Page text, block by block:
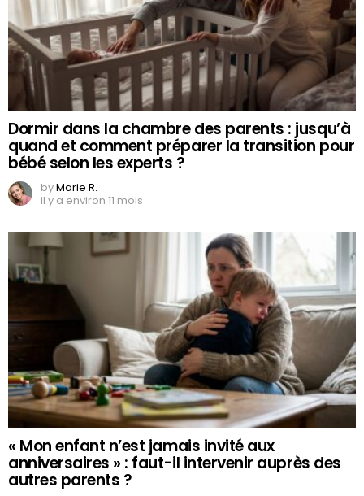
Dormir dans la chambre des parents : jusqu’à
quand et comment préparer la transition pour
bébé selon les experts ?
byMarie R.
il y a environ 11 mois
« Mon enfant n’est jamais invité aux
anniversaires » : faut-il intervenir auprès des
autres parents ?